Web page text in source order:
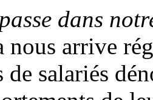
dans
arrive
salariés